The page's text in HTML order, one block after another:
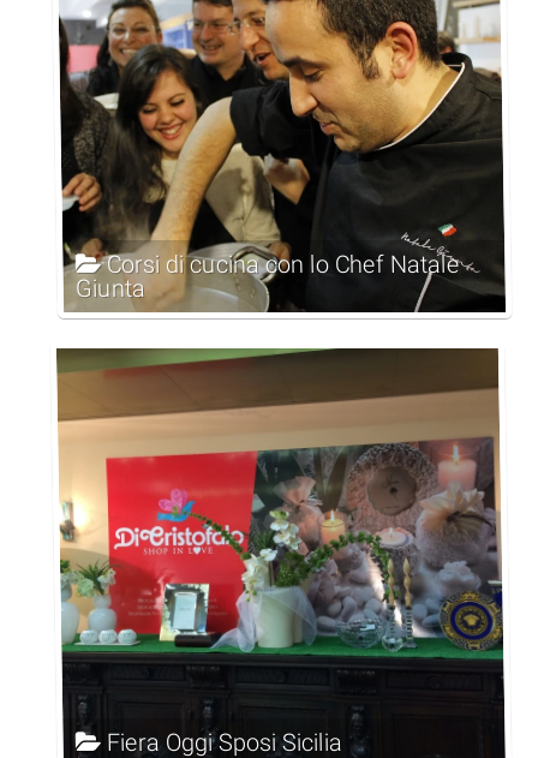
Corsi di cucina con lo Chef Natale
Giunta
Fiera Oggi Sposi Sicilia